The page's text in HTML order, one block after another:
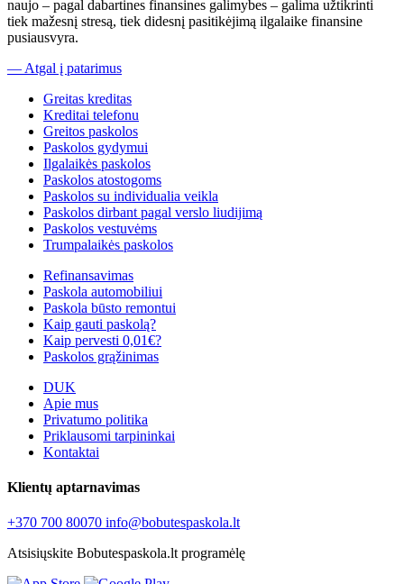
naujo – pagal dabartines finansines galimybes – galima užtikrinti
tiek mažesnį stresą, tiek didesnį pasitikėjimą ilgalaike finansine
pusiausvyra.
— Atgal į patarimus
Greitas kreditas
Kreditai telefonu
Greitos paskolos
Paskolos gydymui
Ilgalaikės paskolos
Paskolos atostogoms
Paskolos su individualia veikla
Paskolos dirbant pagal verslo liudijimą
Paskolos vestuvėms
Trumpalaikės paskolos
Refinansavimas
Paskola automobiliui
Paskola būsto remontui
Kaip gauti paskolą?
Kaip pervesti 0,01€?
Paskolos grąžinimas
DUK
Apie mus
Privatumo politika
Priklausomi tarpininkai
Kontaktai
Klientų aptarnavimas
+370 700 80070 info@bobutespaskola.lt
Atsisiųskite Bobutespaskola.lt programėlę